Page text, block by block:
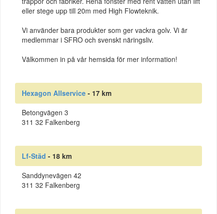
eller stege upp till 20m med High Flowteknik.
Vi använder bara produkter som ger vackra golv. Vi är
medlemmar i SFRO och svenskt näringsliv.
Välkommen in på vår hemsida för mer information!
Hexagon Allservice - 17 km
Betongvägen 3
311 32 Falkenberg
Lf-Städ - 18 km
Sanddynevägen 42
311 32 Falkenberg